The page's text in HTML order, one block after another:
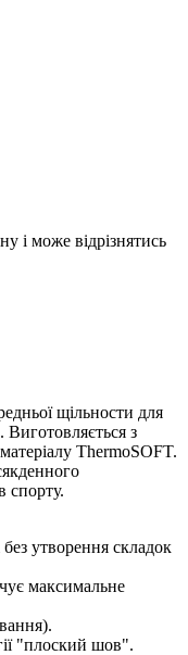
і може відрізнятись
щільности для
з
ThermoSOFT.
спорту.
без утворення складок
максимальне
"плоский шов".